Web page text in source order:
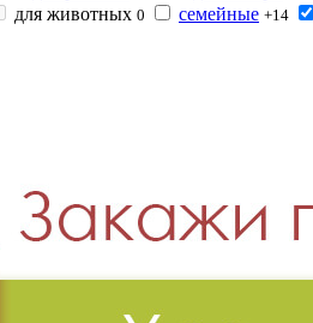
для животных 0 семейные +14